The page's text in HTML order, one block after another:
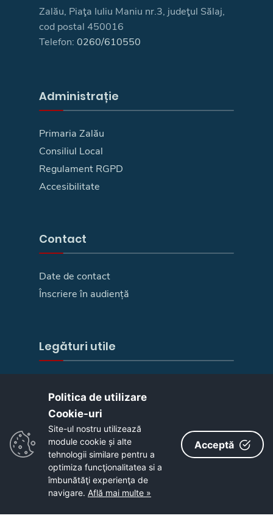
Zalău, Piaţa Iuliu Maniu nr.3, judeţul Sălaj,
cod postal 450016
Telefon: 0260/610550
Administrație
Primaria Zalău
Consiliul Local
Regulament RGPD
Accesibilitate
Contact
Date de contact
Înscriere în audiență
Legături utile
Camera deputaților
Senat
Ministere
Your Europe
Autoritatea pentru Digitalizarea Romaniei
Harta site
Politica de utilizare
Cookie-uri‎
Site-ul nostru utilizează
module cookie și alte
tehnologii similare pentru a
optimiza funcţionalitatea si a
îmbunătăţi experienţa de
navigare. Află mai multe »
Acceptă